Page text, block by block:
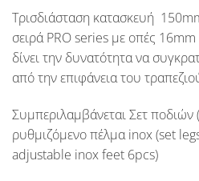
Tρισδιάσταση κατασκευή
σειράPRO series με οπές 16mm
δίνει την δυνατότητα να
από την επιφάνεια του
Συμπεριλαμβάνεται Σετ ποδιών
ρυθμιζόμενο πέλμα inox (set
adjustable inox feet 6pcs)